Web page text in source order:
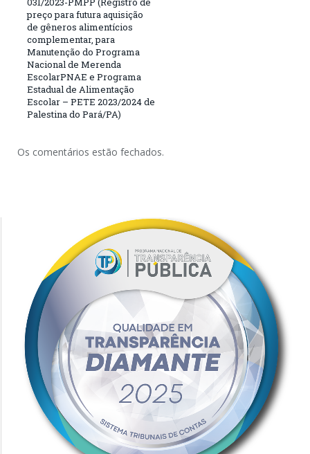
preço para futura aquisição
de gêneros alimentícios
complementar, para
Manutenção do Programa
Nacional de Merenda
EscolarPNAE e Programa
Estadual de Alimentação
Escolar – PETE 2023/2024 de
Palestina do Pará/PA)
Os comentários estão fechados.